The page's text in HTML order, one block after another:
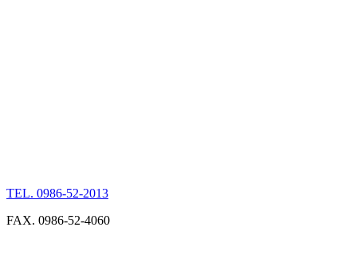
TEL. 0986-52-2013
FAX. 0986-52-4060